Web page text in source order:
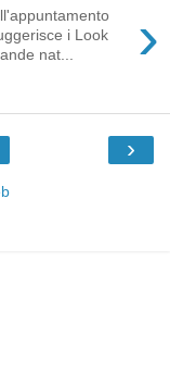
›
i Look
nat...
›